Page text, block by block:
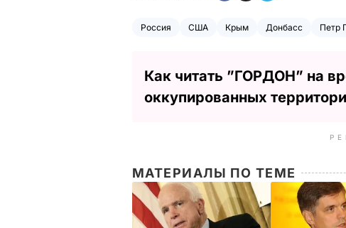
Россия США Крым Донбасс Петр
Как читать ”ГОРДОН” на
оккупированных
МАТЕРИАЛЫ ПО ТЕМЕ